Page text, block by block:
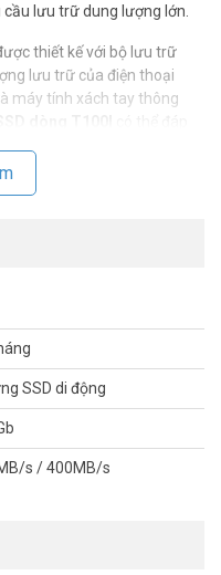
lưu trữ dung lượng lớn.
thiết kế với bộ lưu trữ
lưu trữ của điện thoại
máy tính xách tay thông
SSD di động
s / 400MB/s